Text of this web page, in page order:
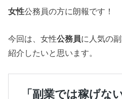
女性公務員の方に朗報です！
今回は、女性公務員に人気の
紹介したいと思います。